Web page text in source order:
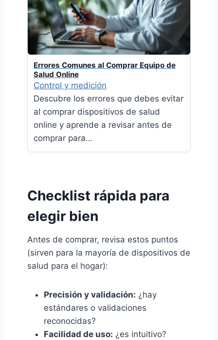
Errores Comunes al Comprar Equipo de
Salud Online
Control y medición
Descubre los errores que debes evitar
al comprar dispositivos de salud
online y aprende a revisar antes de
comprar para…
Checklist rápida para
elegir bien
Antes de comprar, revisa estos puntos
(sirven para la mayoría de dispositivos de
salud para el hogar):
Precisión y validación: ¿hay
estándares o validaciones
reconocidas?
Facilidad de uso: ¿es intuitivo?